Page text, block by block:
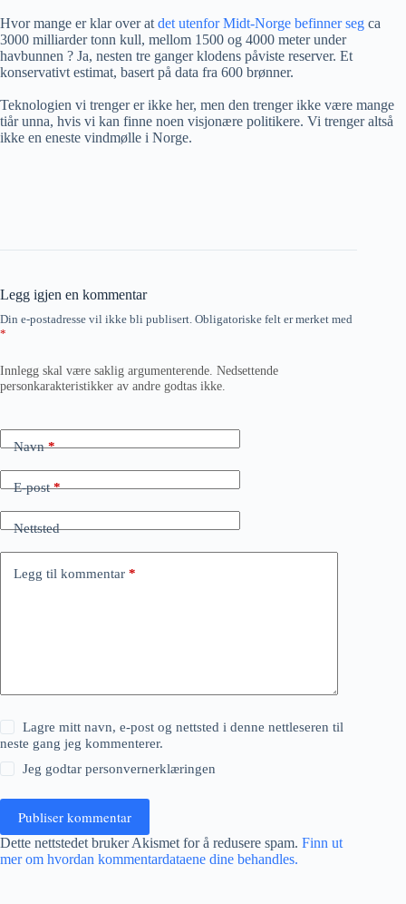
Hvor mange er klar over at det utenfor Midt-Norge befinner seg ca
3000 milliarder tonn kull, mellom 1500 og 4000 meter under
havbunnen ? Ja, nesten tre ganger klodens påviste reserver. Et
konservativt estimat, basert på data fra 600 brønner.
Teknologien vi trenger er ikke her, men den trenger ikke være mange
tiår unna, hvis vi kan finne noen visjonære politikere. Vi trenger altså
ikke en eneste vindmølle i Norge.
Legg igjen en kommentar
Din e-postadresse vil ikke bli publisert. Obligatoriske felt er merket med
*
Innlegg skal være saklig argumenterende. Nedsettende
personkarakteristikker av andre godtas ikke.
Navn*
E-post*
Nettsted
Legg til kommentar *
Lagre mitt navn, e-post og nettsted i denne nettleseren til
neste gang jeg kommenterer.
Jeg godtarpersonvernerklæringen
Publiser kommentar
Dette nettstedet bruker Akismet for å redusere spam. Finn ut
mer om hvordan kommentardataene dine behandles.